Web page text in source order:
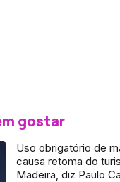
gostar
Uso obrigatório de
causa retoma do
Madeira, diz Paulo